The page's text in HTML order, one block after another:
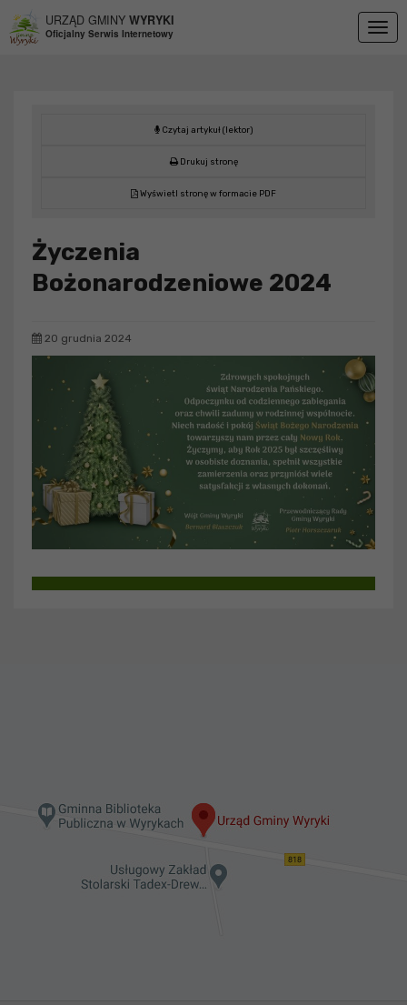
URZĄD GMINY WYRYKI
Oficjalny Serwis Internetowy
Czytaj artykuł (lektor)
Drukuj stronę
Wyświetl stronę w formacie PDF
Życzenia
Bożonarodzeniowe 2024
20 grudnia 2024